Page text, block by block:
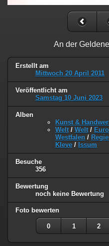
An der
Erstellt am
Mittwoch 20 April 2011
Veröffentlicht am
Samstag 10 Juni 2023
Alben
Kunst &
Welt / Welt /
Westfalen /
Kleve / Issum
Besuche
356
Bewertung
noch keine Bewertung
Foto bewerten
0 1 2